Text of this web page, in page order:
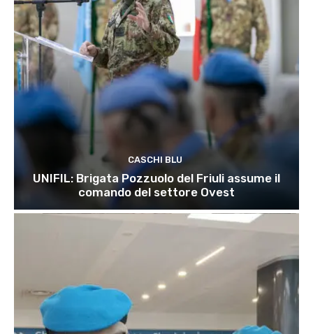
CASCHI BLU
UNIFIL: Brigata Pozzuolo del Friuli assume il
comando del settore Ovest